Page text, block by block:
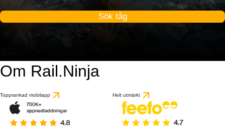
Sök tåg
Om Rail.Ninja
Topprankad mobilapp Helt utmärkt baserat på 1